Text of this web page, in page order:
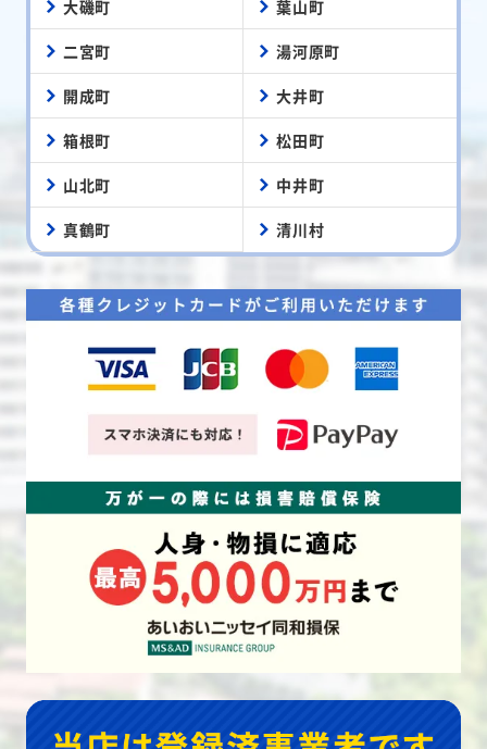
大磯町 葉山町
二宮町 湯河原町
開成町 大井町
箱根町 松田町
山北町 中井町
真鶴町 清川村